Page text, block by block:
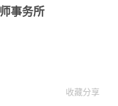
事务所
收藏分享